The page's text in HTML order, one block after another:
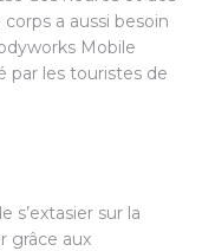
a aussi besoin
Mobile
par les touristes de
s’extasier sur la
grâce aux